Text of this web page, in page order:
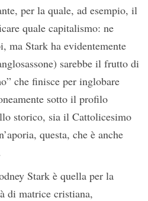
per la quale, ad esempio, il
quale capitalismo: ne
Stark ha evidentemente
sarebbe il frutto di
che finisce per inglobare
sotto il profilo
storico, sia il Cattolicesimo
questa, che è anche
Stark è quella per la
di matrice cristiana,